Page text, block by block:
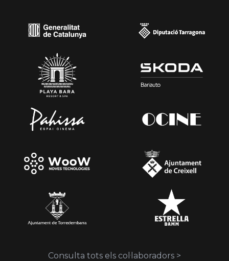
Consulta tots els col·laboradors >